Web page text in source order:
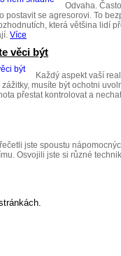
Odvaha.
postavit se agresorovi. To
která většina lidí
Více
věci být
Každý aspekt vaší
musíte být ochotni
přestat kontrolovat a
jste spoustu
Osvojili jste si různé